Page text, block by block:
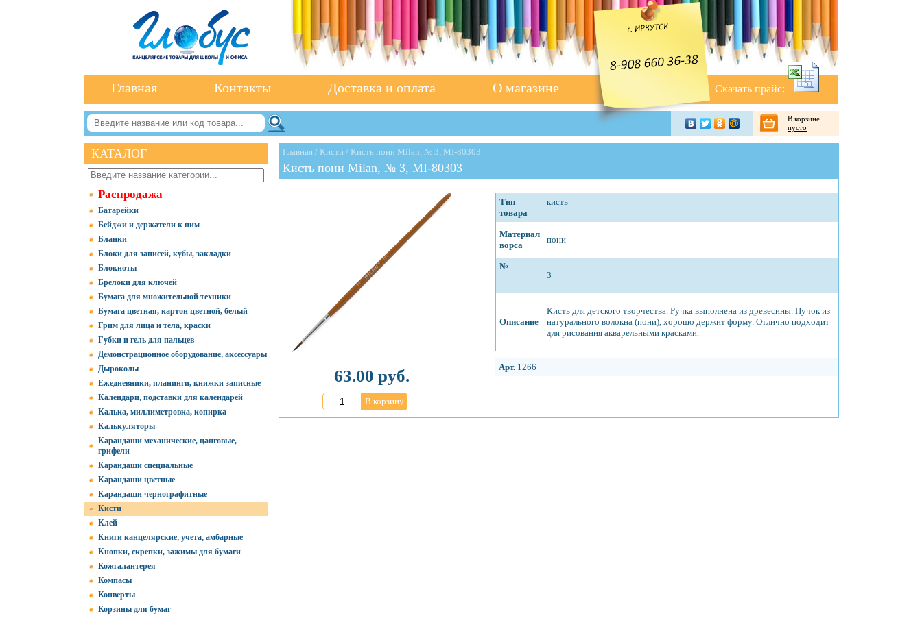
Скачать прайс:
Главная Контакты Доставка и оплата О магазине
В корзине
пусто
КАТАЛОГ
Распродажа
Батарейки
Бейджи и держатели к ним
Бланки
Блоки для записей, кубы, закладки
Блокноты
Брелоки для ключей
Бумага для множительной техники
Бумага цветная, картон цветной, белый
Грим для лица и тела, краски
Губки и гель для пальцев
Демонстрационное оборудование, аксессуары
Дыроколы
Ежедневники, планинги, книжки записные
Календари, подставки для календарей
Калька, миллиметровка, копирка
Калькуляторы
Карандаши механические, цанговые,
грифели
Карандаши специальные
Карандаши цветные
Карандаши чернографитные
Кисти
Клей
Книги канцелярские, учета, амбарные
Кнопки, скрепки, зажимы для бумаги
Кожгалантерея
Компасы
Конверты
Корзины для бумаг
Главная / Кисти / Кисть пони Milan, № 3, MI-80303
Кисть пони Milan, № 3, MI-80303
Тип
товара
кисть
Материал
ворса
пони
№
3
Описание
Кисть для детского творчества. Ручка выполнена из древесины. Пучок из
натурального волокна (пони), хорошо держит форму. Отлично подходит
для рисования акварельными красками.
Арт. 1266
63.00 руб.
В корзину